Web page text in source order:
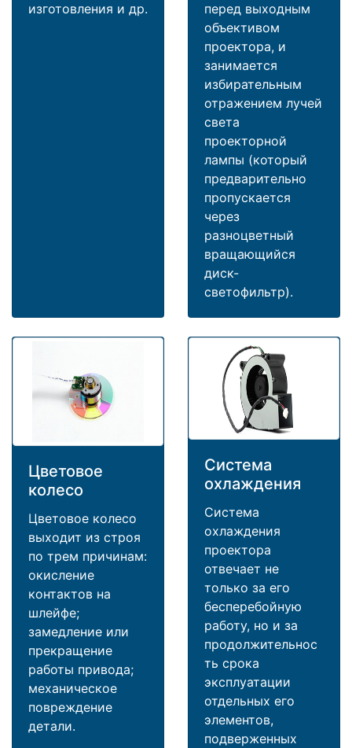
изготовления и др.
перед выходным
объективом
проектора, и
занимается
избирательным
отражением лучей
света
проекторной
лампы (который
предварительно
пропускается
через
разноцветный
вращающийся
диск-
светофильтр).
Цветовое
колесо
Цветовое колесо
выходит из строя
по трем причинам:
окисление
контактов на
шлейфе;
замедление или
прекращение
работы привода;
механическое
повреждение
детали.
Система
охлаждения
Система
охлаждения
проектора
отвечает не
только за его
бесперебойную
работу, но и за
продолжительнос
ть срока
эксплуатации
отдельных его
элементов,
подверженных